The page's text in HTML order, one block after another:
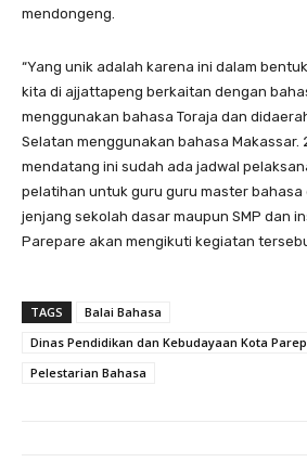
mendongeng.
“Yang unik adalah karena ini dalam
kita di ajjattapeng berkaitan dengan
menggunakan bahasa Toraja dan
Selatan menggunakan bahasa Makassar.
mendatang ini sudah ada jadwal
pelatihan untuk guru guru master bahasa
jenjang sekolah dasar maupun SMP dan
Parepare akan mengikuti kegiatan
TAGS
Balai Bahasa
Dinas Pendidikan dan Kebudayaan Kota
Pelestarian Bahasa